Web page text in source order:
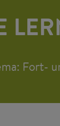
Fort-